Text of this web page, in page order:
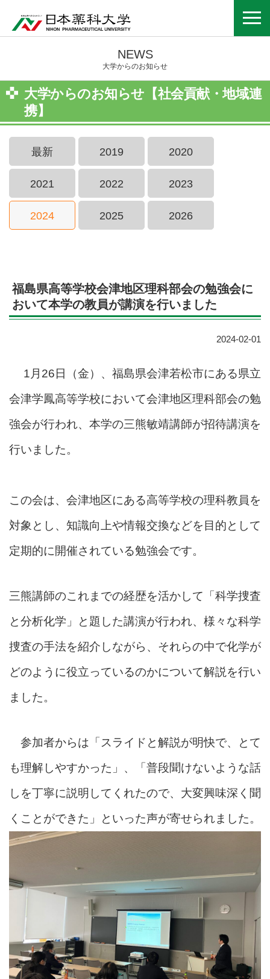
NEWS
大学からのお知らせ
大学からのお知らせ【社会貢献・地域連
携】
最新 2019 2020
2021 2022 2023
2024 2025 2026
福島県高等学校会津地区理科部会の勉強会に
おいて本学の教員が講演を行いました
2024-02-01
1月26日（金）、福島県会津若松市にある県立
会津学鳳高等学校において会津地区理科部会の勉
強会が行われ、本学の三熊敏靖講師が招待講演を
行いました。
この会は、会津地区にある高等学校の理科教員を
対象とし、知識向上や情報交換などを目的として
定期的に開催されている勉強会です。
三熊講師のこれまでの経歴を活かして「科学捜査
と分析化学」と題した講演が行われ、様々な科学
捜査の手法を紹介しながら、それらの中で化学が
どのように役立っているのかについて解説を行い
ました。
参加者からは「スライドと解説が明快で、とて
も理解しやすかった」、「普段聞けないような話
しを丁寧に説明してくれたので、大変興味深く聞
くことができた」といった声が寄せられました。